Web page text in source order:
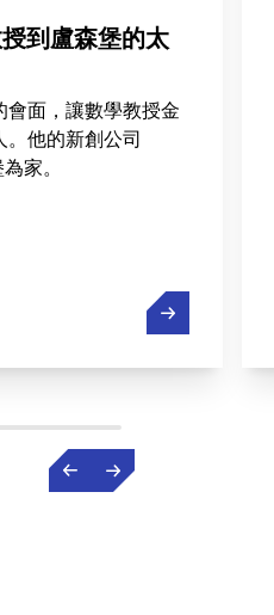
自駕
到盧森堡的太
面，讓數學教授金
他的新創公司
家。
SpaceMap：